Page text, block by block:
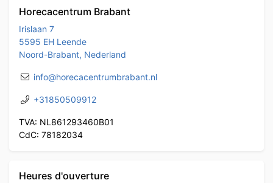
Horecacentrum Brabant
Irislaan 7
5595 EH Leende
Noord-Brabant, Nederland
info@horecacentrumbrabant.nl
+31850509912
TVA: NL861293460B01
CdC: 78182034
Heures d'ouverture